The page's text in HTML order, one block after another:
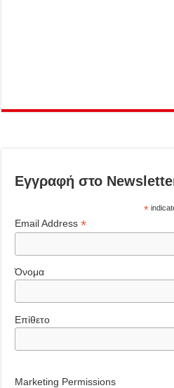
Εγγραφή στο
*
Email Address*
Όνομα
Επίθετο
Marketing Permissions